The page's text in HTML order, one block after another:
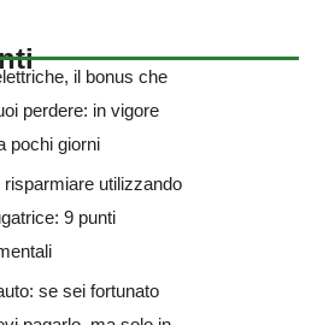
il bonus che
perdere: in vigore
pochi giorni
utilizzando
9 punti
se sei fortunato